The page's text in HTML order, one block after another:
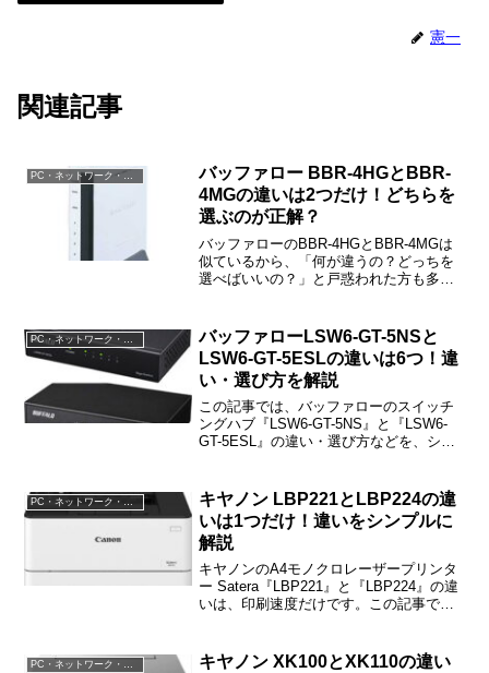
憲一
関連記事
PC・ネットワーク・電子機器
バッファロー BBR-4HGとBBR-
4MGの違いは2つだけ！どちらを
選ぶのが正解？
バッファローのBBR-4HGとBBR-4MGは
似ているから、「何が違うの？どっちを
選べばいいの？」と戸惑われた方も多い
最初に結論だけ簡単にご紹介しておく
と、...
バッファローLSW6-GT-5NSと
LSW6-GT-5ESLの違いは6つ！違
い・選び方を解説
この記事では、バッファローのスイッチ
ングハブ『LSW6-GT-5NS』と『LSW6-
GT-5ESL』の違い・選び方などを、シン
「ループ検知」「電源」などの6つです。
PC・ネットワーク・電子機器
キヤノン LBP221とLBP224の違
いは1つだけ！違いをシンプルに
解説
キヤノンのA4モノクロレーザープリンタ
ー Satera『LBP221』と『LBP224』の違
いは、印刷速度だけです。この記事で
PC・ネットワーク・電子機器
キヤノン XK100とXK110の違い